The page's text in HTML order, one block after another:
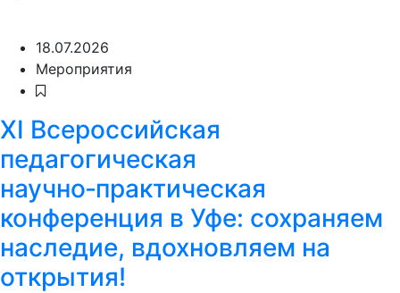
18.07.2026
Мероприятия
XI Всероссийская
педагогическая
научно‑практическая
конференция в Уфе: сохраняем
наследие, вдохновляем на
открытия!